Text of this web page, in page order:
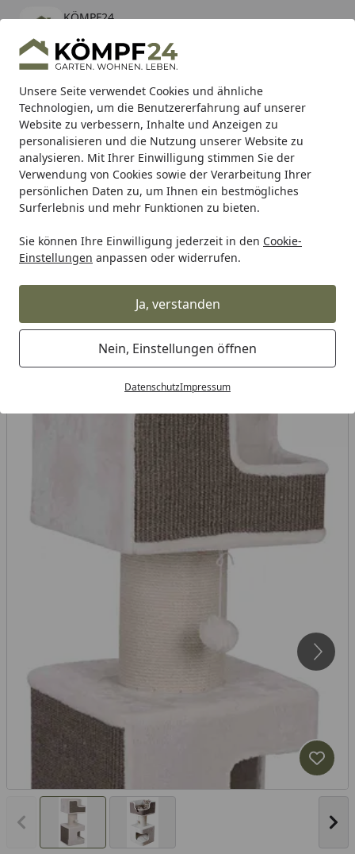
Unsere Seite verwendet Cookies und ähnliche
Technologien, um die Benutzererfahrung auf unserer
Website zu verbessern, Inhalte und Anzeigen zu
personalisieren und die Nutzung unserer Website zu
analysieren. Mit Ihrer Einwilligung stimmen Sie der
Verwendung von Cookies sowie der Verarbeitung Ihrer
persönlichen Daten zu, um Ihnen ein bestmögliches
Surferlebnis und mehr Funktionen zu bieten.
Sie können Ihre Einwilligung jederzeit in den Cookie-
Einstellungen anpassen oder widerrufen.
Ja, verstanden
Nein, Einstellungen öffnen
DatenschutzImpressum
KÖMPF24
kostenlos - Im App Store
Hotline
Alle Produkte
Mein Konto
Suchen
Karibu Pools inkl. gratis Sandfilteranlage & Pool-
Starterset (Gesamtwert bis 468,99€)
Startseite
Tierbedarf & Tiernahrung Katzenbedarf Kratzbäume &
TRIXIE Kratzbaum Ava 39x39x86cm
(1 Bewertung)
Vorheriges Bild anzeigen